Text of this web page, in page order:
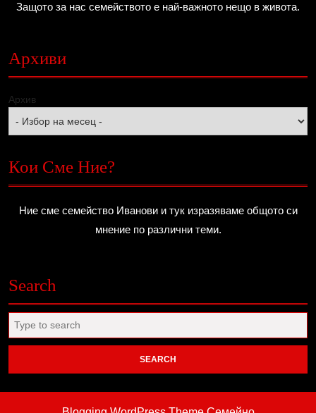
Защото за нас семейството е най-важното нещо в живота.
Архиви
Архив
Кои Сме Ние?
Ние сме семейство Иванови и тук изразяваме общото си
мнение по различни теми.
Search
for: